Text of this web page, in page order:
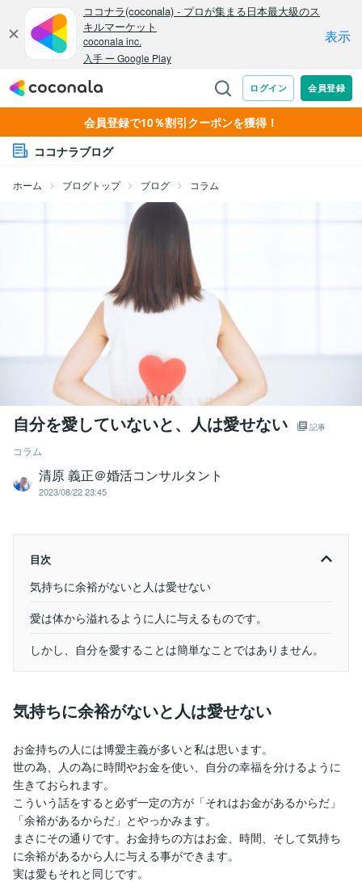
会員登録で10％割引クーポンを獲得！
ココナラブログ
ホーム ブログトップ ブログ コラム
自分を愛していないと、人は愛せない 記事
コラム
清原 義正＠婚活コンサルタント
2023/08/22 23:45
目次
気持ちに余裕がないと人は愛せない
愛は体から溢れるように人に与えるものです。
しかし、自分を愛することは簡単なことではありません。
気持ちに余裕がないと人は愛せない
お金持ちの人には博愛主義が多いと私は思います。
世の為、人の為に時間やお金を使い、自分の幸福を分けるように
生きておられます。
こういう話をすると必ず一定の方が「それはお金があるからだ」
「余裕があるからだ」とやっかみます。
まさにその通りです。お金持ちの方はお金、時間、そして気持ち
に余裕があるから人に与える事ができます。
実は愛もそれと同じです。